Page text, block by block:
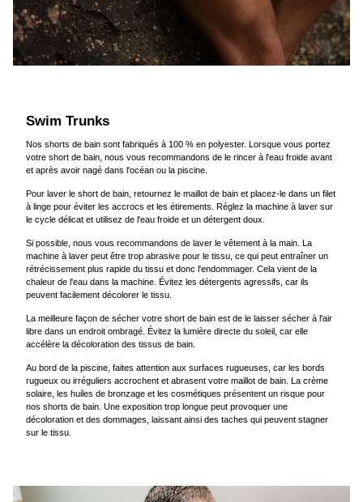
Swim Trunks
Nos shorts de bain sont fabriqués à 100 % en polyester. Lorsque vous portez
votre short de bain, nous vous recommandons de le rincer à l'eau froide avant
et après avoir nagé dans l'océan ou la piscine.
Pour laver le short de bain, retournez le maillot de bain et placez-le dans un filet
à linge pour éviter les accrocs et les étirements. Réglez la machine à laver sur
le cycle délicat et utilisez de l'eau froide et un détergent doux.
Si possible, nous vous recommandons de laver le vêtement à la main. La
machine à laver peut être trop abrasive pour le tissu, ce qui peut entraîner un
rétrécissement plus rapide du tissu et donc l'endommager. Cela vient de la
chaleur de l'eau dans la machine. Évitez les détergents agressifs, car ils
peuvent facilement décolorer le tissu.
La meilleure façon de sécher votre short de bain est de le laisser sécher à l'air
libre dans un endroit ombragé. Évitez la lumière directe du soleil, car elle
accélère la décoloration des tissus de bain.
Au bord de la piscine, faites attention aux surfaces rugueuses, car les bords
rugueux ou irréguliers accrochent et abrasent votre maillot de bain. La crème
solaire, les huiles de bronzage et les cosmétiques présentent un risque pour
nos shorts de bain. Une exposition trop longue peut provoquer une
décoloration et des dommages, laissant ainsi des taches qui peuvent stagner
sur le tissu.